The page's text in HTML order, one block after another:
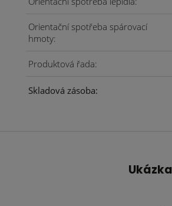
Orientační spotřeba spárovací
hmoty
Produktová řada
Skladová zásoba